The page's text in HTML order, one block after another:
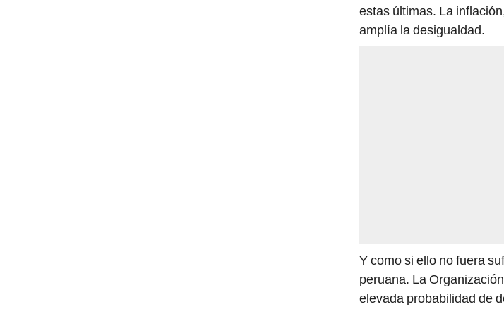
estas últimas. La
amplía la desigualdad.
Y como si ello no fuera
peruana. La
elevada probabilidad de